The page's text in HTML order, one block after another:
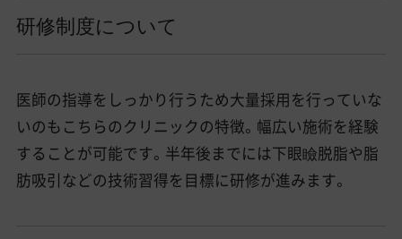
研修制度について
医師の指導をしっかり行うため大量採用を行っていな
いのもこちらのクリニックの特徴。幅広い施術を経験
することが可能です。半年後までには下眼瞼脱脂や脂
肪吸引などの技術習得を目標に研修が進みます。